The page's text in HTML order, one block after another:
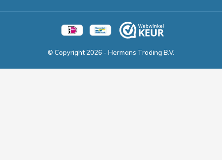
© Copyright 2026 - Hermans Trading B.V.